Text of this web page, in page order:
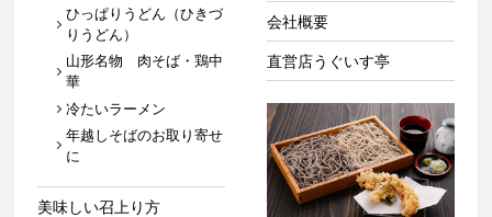
ひっぱりうどん（ひきづ
りうどん）
山形名物 肉そば・鶏中
華
冷たいラーメン
年越しそばのお取り寄せ
に
美味しい召上り方
会社概要
直営店うぐいす亭